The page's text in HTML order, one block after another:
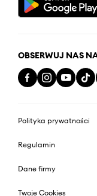
OBSERWUJ NAS
Polityka prywatności
Regulamin
Dane firmy
Twoje Cookies